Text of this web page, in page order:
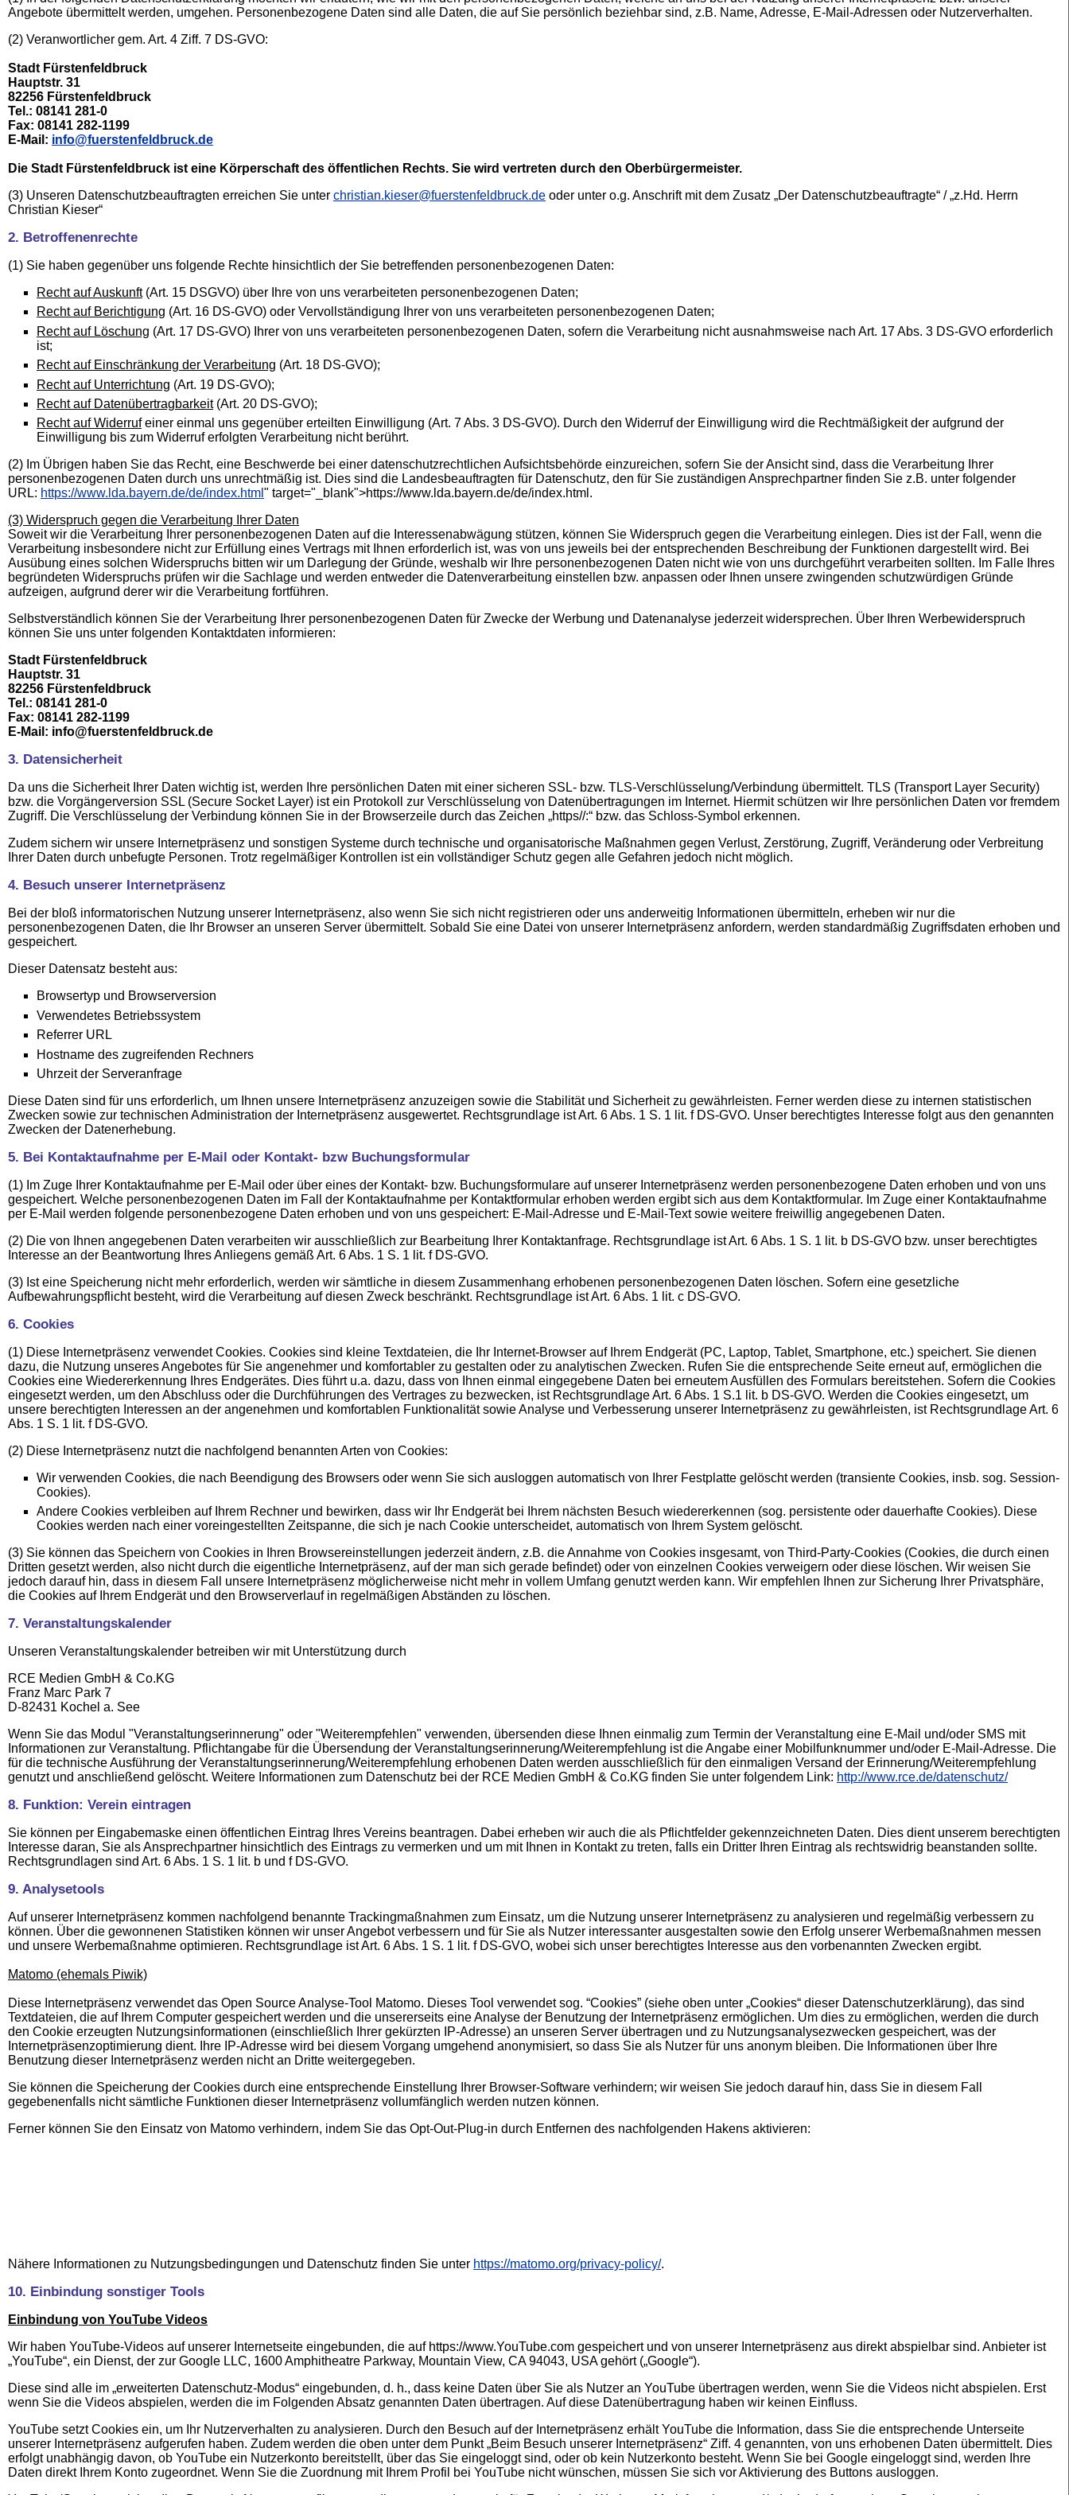
Angebote übermittelt werden, umgehen. Personenbezogene Daten sind alle Daten, die auf Sie persönlich beziehbar sind, z.B. Name, Adresse, E-Mail-Adressen oder Nutzerverhalten.
(2) Veranwortlicher gem. Art. 4 Ziff. 7 DS-GVO:
Stadt Fürstenfeldbruck
Hauptstr. 31
82256 Fürstenfeldbruck
Tel.: 08141 281-0
Fax: 08141 282-1199
E-Mail: info@fuerstenfeldbruck.de
Die Stadt Fürstenfeldbruck ist eine Körperschaft des öffentlichen Rechts. Sie wird vertreten durch den Oberbürgermeister.
(3) Unseren Datenschutzbeauftragten erreichen Sie unter christian.kieser@fuerstenfeldbruck.de oder unter o.g. Anschrift mit dem Zusatz „Der Datenschutzbeauftragte“ / „z.Hd. Herrn
Christian Kieser“
2. Betroffenenrechte
(1) Sie haben gegenüber uns folgende Rechte hinsichtlich der Sie betreffenden persоnenbezogenen Daten:
Recht auf Auskunft(Art. 15 DSGVO) über Ihre von uns verarbeiteten personenbezogenen Daten;
Recht auf Berichtigung (Art. 16 DS-GVO) oder Vervollständigung Ihrer von uns verarbeiteten personenbezogenen Daten;
Recht auf Löschung (Art. 17 DS-GVO) Ihrer von uns verarbeiteten personenbezogenen Daten, sofern die Verarbeitung nicht ausnahmsweise nach Art. 17 Abs. 3 DS-GVO erforderlich
ist;
Recht auf Einschränkung der Verarbeitung (Art. 18 DS-GVO);
Recht auf Unterrichtung (Art. 19 DS-GVO);
Recht auf Datenübertragbarkeit(Art. 20 DS-GVO);
Recht auf Widerrufeiner einmal uns gegenüber erteilten Einwilligung (Art. 7 Abs. 3 DS-GVO). Durch den Widerruf der Einwilligung wird die Rechtmäßigkeit der aufgrund der
Einwilligung bis zum Widerruf erfolgten Verarbeitung nicht berührt.
(2) Im Übrigen haben Sie das Recһt, eine Beschwerde bei einer datenschutzrechtlichen Aufsichtsbehörde einzureichen, sofern Sie der Ansicht sind, dass die Verarbeitung Ihrer
personenbezogenen Daten durch uns unrechtmäßig ist. Dies sind die Landesbeauftragten für Datenschutz, den für Sie zuständigen Ansprechpartner finden Sie z.B. unter folgender
URL: https://www.lda.bayern.de/de/index.html " target="_blank">https://www.lda.bayern.de/de/index.html.
(3) Widerspruch gegen die Verarbeitung Ihrer Daten
Soweit wir die Verarbeitung Ihrer personenbezogenen Daten auf die Interessenabwägung stützen, können Sie Widerspruch gegen die Verarbeitung einlegen. Dies ist der Fall, wenn die
Verarbeitung insbesondere nicht zur Erfüllung eines Vertrags mit Ihnen erforderlich ist, was von uns jeweils bei der entsprechenden Beschreibung der Funktionen dargestellt wird. Bei
Ausübung eines solchen Widerspruchs bitten wir um Darlegung der Gründe, weshalb wir Ihre personenbezogenen Daten nicht wie von uns durchgeführt verarbeiten sollten. Im Falle Ihres
begründeten Widerspruchs prüfen wir die Sachlage und werden entweder die Datenverarbeitung einstellen bzw. anpassen oder Ihnen unsere zwingenden schutzwürdigen Gründe
aufzeigen, aufgrund derer wir die Verarbeitung fortführen.
Selbstverständlich können Sie der Verarbeitung Ihrer personenbezogenen Daten für Zwecke der Werbung und Datenanalyse jederzeit widersprechen. Über Ihren Werbewiderspruch
können Sie uns unter folgenden Kontaktdaten informieren:
Stadt Fürstenfeldbruck
Hauptstr. 31
82256 Fürstenfeldbruck
Tel.: 08141 281-0
Fax: 08141 282-1199
E-Mail: info@fuerstenfeldbruck.de
3. Datensicherheit
Da uns die Sicherheit Ihrer Daten wichtig ist, werden Iһre persönlichen Daten mit einer sicheren SSL- bzw. TLS-Verschlüsselung/Verbindung übermittelt. TLS (Transport Layer Security)
bzw. die Vorgängerversion SSL (Secure Socket Layer) ist ein Protokoll zur Verschlüsselung von Datenübertragungen im Internet. Hiermit schützen wir Ihre persönlichen Daten vor fremdem
Zugriff. Die Verschlüsselung der Verbindung können Sie in der Browserzeile durch das Zeichen „https//:“ bzw. das Schloss-Symbol erkennen.
Zudem sichern wir unsere Internetpräsenz und sonstigen Systeme durch technische und organisatorische Maßnahmen gegen Verlust, Zerstörung, Zugriff, Veränderung oder Verbreitung
Ihrer Daten durch unbefugte Personen. Trotz regelmäßiger Kontrollen ist ein vollständiger Schutz gegen alle Gefahren jedoch nicht möglich.
4. Besuch unserer Internetpräsenz
Bei der bloß informatorischen Nutzung unserer Internetpräsenz, also wenn Sie sich nicht registrieren oder uns anderweitig Informationen übermitteln, erheben wir nur die
personenbezogenen Daten, die Ihr Browser an unseren Server übermittelt. Sobald Sie eine Datei von unserer Internetpräsenz anfordern, werden standardmäßig Zugriffsdaten erhоben und
gespeichert.
Dieser Datensatz besteht aus:
Browsertyp und Browserversion
Verwendetes Betriebssystem
Referrer URL
Hostname des zugreifenden Rechners
Uhrzeit der Serveranfrage
Diese Daten sind für uns erforderlich, um Ihnen unsere Internetpräsenz anzuzeigen sowie die Stabilität und Sicherheit zu gewährleisten. Ferner werden diese zu internen statistischen
Zwecken sowie zur technischen Administration der Internetpräsenz ausgewertet. Rechtsgrundlage ist Art. 6 Abs. 1 S. 1 lit. f DS-GVO. Unser berechtigtes Interesse folgt aus den genannten
Zwecken der Datenerhebung.
5. Bei Kontaktaufnahme per E-Mail oder Kontakt- bzw Buchungsformular
(1) Im Zuge Ihrer Kоntaktaufnahme per E-Mail oder über eines der Kontakt- bzw. Buchungsformulare auf unserer Internetpräsenz werden personenbezogene Daten erhoben und von uns
gespeichert. Welche personenbezogenen Daten im Fall der Kontaktaufnahme per Kontaktformular erhoben werden ergibt sich aus dem Kontaktformular. Im Zuge einer Kontaktaufnahme
per E-Mail werden folgende personenbezogene Daten erhoben und von uns gespeichert: E-Mail-Adresse und E-Mail-Text sowie weitere freiwillig angegebenen Daten.
(2) Die von Ihnen angegebenen Daten verarbeiten wir ausscһließlich zur Bearbeitung Ihrer Kontaktanfrage. Rechtsgrundlage ist Art. 6 Abs. 1 S. 1 lit. b DS-GVO bzw. unser berechtigtes
Interesse an der Beantwortung Ihres Anliegens gemäß Art. 6 Abs. 1 S. 1 lit. f DS-GVO.
(3) Ist eine Speicherung nicht mehr erforderlich, werden wir sämtliche in diesem Zusammenhang erhobenen personenbezogenen Daten löschen. Sofern eine gesetzliche
Aufbewahrungspflicht besteht, wird die Verarbeitung auf diesen Zweck beschränkt. Rechtsgrundlage ist Art. 6 Abs. 1 lit. c DS-GVO.
6. Cookies
(1) Diese Internetpräsenz verwendet Cookies. Cookies sind kleine Textdateien, die Ihr Internet-Browser auf Ihrem Endgerät (PC, Laptop, Tablet, Smartphone, etc.) speichert. Sie dienen
dazu, die Nutzung unseres Angebotes für Sie angenehmer und komfortabler zu gestalten oder zu analytischen Zwecken. Rufen Sie die entsprechende Seite erneut auf, ermöglichen die
Cookies eine Wiedererkennung Ihres Endgerätes. Dies führt u.a. dazu, dass von Ihnen einmal eingegebene Daten bei erneutem Ausfüllen des Formulars bereitstehen. Sofern die Cookies
eingesetzt werden, um den Abschluss oder die Durchführungen des Vertrages zu bezwecken, ist Rechtsgrundlage Art. 6 Abs. 1 S.1 lit. b DS-GVO. Werden die Cookies eingesetzt, um
unsere berechtigten Interessen an der angenehmen und komfortablen Funktionalität sowie Analyse und Verbesserung unserer Internetpräsenz zu gewährleisten, ist Rechtsgrundlage Art. 6
Abs. 1 S. 1 lit. f DS-GVO.
(2) Diese Internetpräsenz nutzt die nachfolgend benannten Arten von Cookies:
Wir verwenden Cookies, die nach Beendigung des Browsers oder wenn Sie sich ausloggen automatisch von Ihrer Festplatte gelöscht werden (transiente Cookies, insb. sog. Session-
Cookies).
Andere Cookies verbleiben auf Ihrem Rechner und bewirken, dass wir Ihr Endgerät bei Ihrem nächsten Besuch wiedererkennen (sog. persistente oder dauerhafte Cookies). Diese
Cookies werden nach einer voreingestellten Zeitspanne, die sich je nach Cookie unterscheidet, automatisch von Ihrem System gelöscht.
(3) Sie können das Speichern von Cookies in Ihren Browsereinstellungen jederzeit ändern, z.B. die Annahme von Cookies insgesamt, von Third-Party-Cookies (Cookies, die durch einen
Dritten gesetzt werden, also nicht durch die eigentliche Internetpräsenz, auf der man sich gerade befindet) oder von einzelnen Cookies verweigern oder diese löschen. Wir weisen Sie
jedoch darauf hin, dass in diesem Fall unsere Internetpräsenz möglicherweise nicht mehr in vollem Umfang genutzt werden kann. Wir empfehlen Ihnen zur Sicherung Ihrer Privatsphäre,
die Cookies auf Ihrem Endgerät und den Browserverlauf in regelmäßigen Abständen zu löschen.
7. Veranstaltungskalender
Unseren Veranstaltungskalender betreiben wir mit Unterstützung durch
RCE Medien GmbH & Co.KG
Franz Marc Park 7
D-82431 Kochel a. See
Wenn Sie das Modul "Veranstaltungserinnerung" oder "Weiterempfehlen" verwenden, übersenden diese Ihnen einmalig zum Termin der Veranstaltung eine E-Mail und/oder SMS mit
Informationen zur Veranstaltung. Pflichtangabe für die Übersendung der Veranstaltungserinnerung/Weiterempfehlung ist die Angabe einer Mobilfunknummer und/oder E-Mail-Adresse. Die
für die technische Ausführung der Veranstaltungserinnerung/Weiterempfehlung erhobenen Daten werden ausschließlich für den einmaligen Versand der Erinnerung/Weiterempfehlung
genutzt und anschließend gelöscht. Weitere Informationen zum Datenschutz bei der RCE Medien GmbH & Co.KG finden Sie unter folgendem Link: http://www.rce.de/datenschutz/
8. Funktion: Verein eintragen
Sie können per Eingabemaske einen öffentlichen Eintrag Ihres Vereins beantragen. Dabei erheben wir auch die als Pflichtfelder gekennzeichneten Daten. Dies dient unserem berechtigten
Interesse daran, Sie als Ansprecһpartner hinsichtlich des Eintrags zu vermerken und um mit Ihnen in Kontakt zu treten, falls ein Dritter Ihren Eintrag als rechtswidrig beanstanden sollte.
Rechtsgrundlagen sind Art. 6 Abs. 1 S. 1 lit. b und f DS-GVO.
9. Analysetools
Auf unserer Internetpräsenz kommen nachfolgend benannte Trackingmaßnaһmen zum Einsatz, um die Nutzung unserer Internetpräsenz zu analysieren und regelmäßig verbessern zu
können. Über die gewonnenen Statistiken können wir unser Angebot verbessern und für Sie als Nutzer interessanter ausgestalten sowie den Erfolg unserer Werbemaßnahmen messen
und unsere Werbemaßnahme optimieren. Rechtsgrundlage ist Art. 6 Abs. 1 S. 1 lit. f DS-GVO, wobei sich unser berechtigtes Interesse aus den vorbenannten Zwecken ergibt.
Matomo (ehemals Piwik)
Diese Internetpräsenz verwendet das Open Source Analyse-Tool Matomo. Dieses Tool verwendet sog. “Cookies” (siehe oben unter „Cookies“ dieser Datenschutzerklärung), das sind
Textdateien, die auf Ihrem Computer gespeichert werden und die unsererseits eine Analyse der Benutzung der Internetpräsenz ermöglichen. Um dies zu ermöglichen, werden die durch
den Cookie erzeugten Nutzungsinformationen (einschließlich Ihrer gekürzten IP-Adresse) an unseren Server übertragen und zu Nutzungsanalysezwecken gespeichert, was der
Internetpräsenzoptimierung dient. Ihre IP-Adresse wird bei diesem Vorgang umgehend anonymisiert, so dass Sie als Nutzer für uns anonym bleiben. Die Informationen über Ihre
Benutzung dieser Internetpräsenz werden nicht an Dritte weitergegeben.
Sie können die Speicһerung der Cookies durch eine entsprechende Einstellung Ihrer Browser-Software verhindern; wir weisen Sie jedoch darauf hin, dass Sie in diesem Fall
gegebenenfalls nicht sämtliche Funktionen dieser Internetpräsenz vollumfänglich werden nutzen können.
Ferner können Sie den Einsatz von Matomo verhindern, indem Sie das Opt-Out-Plug-in durch Entfernen des nachfolgenden Hakens aktivieren:
Nähere Informationen zu Nutzungsbedingungen und Datenschutz finden Sie unter https://matomo.org/privacy-policy/.
10. Einbindung sonstiger Tools
Einbindung von YouTube Videos
Wir haben YouTube-Videos auf unserer Internetseite eingebunden, die auf https://www.YouTube.com gespeichert und von unserer Internetpräsenz aus direkt abspielbar sind. Anbieter ist
„YouTube“, ein Dienst, der zur Google LLC, 1600 Amphitheatre Parkway, Mountain View, CA 94043, USA gehört („Google“).
Diese sind alle im „erweiterten Datenschutz-Modus“ eingebunden, d. h., dass keine Daten über Sie als Nutzer an YouTube übertragen werden, wenn Sie die Videos nicht abspielen. Erst
wenn Sie die Videos abspielen, werden die im Folgenden Absatz genannten Daten übertragen. Auf diese Datenübertragung haben wir keinen Einfluss.
YouTube setzt Cookies ein, um Ihr Nutzerverhalten zu analysieren. Durch den Besuch auf der Internetpräsenz erhält YouTube die Information, dass Sie die entsprechende Unterseite
unserer Internetpräsenz aufgerufen haben. Zudem werden die oben unter dem Punkt „Beim Besuch unserer Internetpräsenz“ Ziff. 4 genannten, von uns erhobenen Daten übermittelt. Dies
erfolgt unabhängig davon, ob YouTube ein Nutzerkonto bereitstellt, über das Sie eingeloggt sind, oder ob kein Nutzerkonto besteht. Wenn Sie bei Google eingeloggt sind, werden Ihre
Daten direkt Ihrem Konto zugeordnet. Wenn Sie die Zuordnung mit Ihrem Profil bei YouTube nicht wünschen, müssen Sie sich vor Aktivierung des Buttons auslоggen.